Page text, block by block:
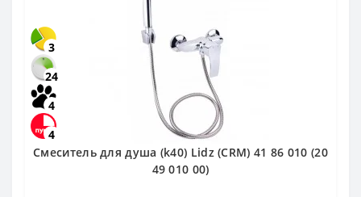
3
24
4
4
Смеситель для душа (k40) Lidz (CRM) 41 86 010 (20
49 010 00)